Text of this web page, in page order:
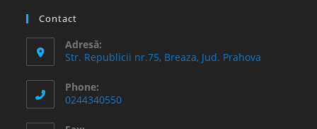
Contact
Adresă:
Str. Republicii nr.75, Breaza, Jud. Prahova
Phone:
0244340550